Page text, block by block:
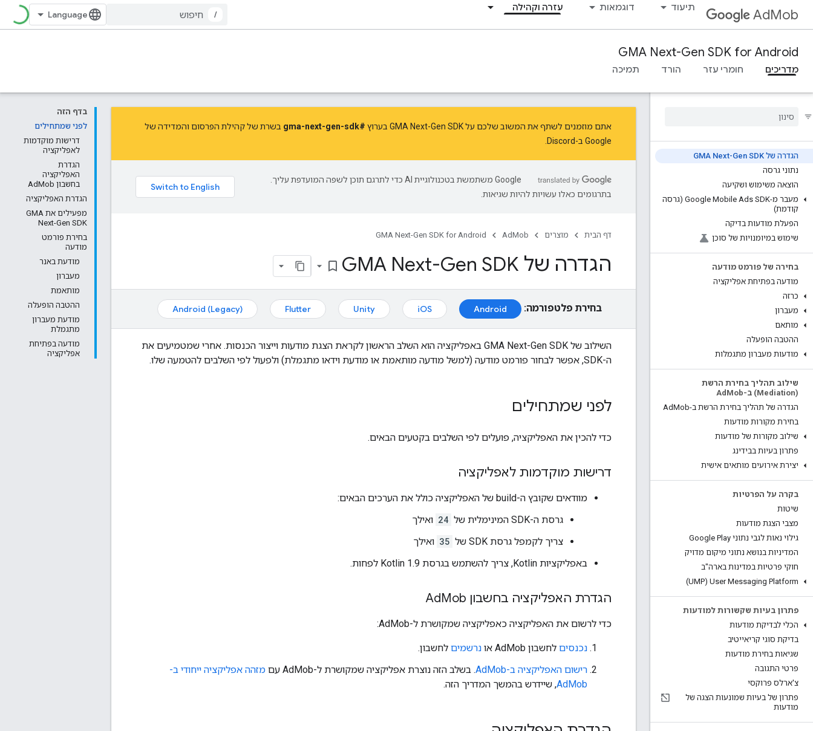
AdMob תיעוד דוגמאות עזרה וקהילה
/
GMA Next-Gen SDK for Android
מדריכים חומרי עזר הורד תמיכה
הגדרה של GMA Next-Gen SDK
נתוני גרסה
הוצאה משימוש ושקיעה
מעבר מ-Google Mobile Ads SDK (גרסה
קודמת)
הפעלת מודעות בדיקה
שימוש במיומנויות של סוכן
בחירה של פורמט מודעה
מודעה בפתיחת אפליקציה
כרזה
מעברון
מותאם
ההטבה הופעלה
מודעות מעברון מתגמלות
שילוב תהליך בחירת הרשת
(Mediation) ב-Ad
Mob
הגדרה של תהליך בחירת הרשת ב-AdMob
בחירת מקורות מודעות
שילוב מקורות של מודעות
פתרון בעיות בבידינג
יצירת אירועים מותאים אישית
בקרה על הפרטיות
שיטות
מצבי הצגת מודעות
גילוי נאות לגבי נתוני Google Play
המדיניות בנושא נתוני מיקום מדויק
חוקי פרטיות במדינות בארה"ב
User Messaging Platform‏ (UMP)
פתרון בעיות שקשורות למודעות
הכלי לבדיקת מודעות
בדיקת סוגי קריאייטיב
שגיאות בחירת מודעות
פרטי התגובה
צ'ארלס פרוקסי
פתרון של בעיות שמונעות הצגה של
מודעות
בדף הזה
לפני שמתחילים
דרישות מוקדמות
לאפליקציה
הגדרת
האפליקציה
בחשבון AdMob
הגדרת האפליקציה
מפעילים את GMA
Next-Gen SDK
בחירת פורמט
מודעה
מודעת באנר
מעברון
מותאמת
ההטבה הופעלה
מודעת מעברון
מתגמלת
מודעה בפתיחת
אפליקציה
אתם מוזמנים לשתף את המשוב שלכם על GMA Next-Gen SDK בערוץ #gma-next-gen-sdk
בשרת של קהילת הפרסום והמדידה של
Google ב-Discord.
‫Google משתמשת בטכנולוגיית AI כדי לתרגם תוכן לשפה המועדפת עליך.
בתרגומים כאלו עשויות להיות שגיאות.
דף הבית מוצרים AdMob
GMA Next-Gen SDK for Android
הגדרה של GMA Next-Gen SDK bookmark_border
בחירת פלטפורמה: Android
iOS
Unity
Flutter
Android (Legacy)
השילוב של GMA Next-Gen SDK באפליקציה הוא השלב הראשון לקראת הצגת מודעות וייצור הכנסות. אחרי שמטמיעים את
ה-SDK, אפשר לבחור פורמט מודעה (למשל מודעה מותאמת או מודעת וידאו מתגמלת) ולפעול לפי השלבים להטמעה שלו.
לפני שמתחילים
כדי להכין את האפליקציה, פועלים לפי השלבים בקטעים הבאים.
דרישות מוקדמות לאפליקציה
מוודאים שקובץ ה-build של האפליקציה כולל את הערכים הבאים:
גרסת ה-SDK המינימלית של
24 ואילך
צריך לקמפל גרסת SDK של
35 ואילך
באפליקציות Kotlin, צריך להשתמש בגרסת Kotlin 1.9 לפחות.
הגדרת האפליקציה בחשבון Ad Mob
כדי לרשום את האפליקציה כאפליקציה שמקושרת ל-AdMob:
נכנסים לחשבון AdMob או נרשמים לחשבון.
רישום האפליקציה ב-AdMob
. בשלב הזה נוצרת אפליקציה שמקושרת ל-AdMob עם
מזהה אפליקציה ייחודי ב-
AdMob, שיידרש בהמשך המדריך הזה.